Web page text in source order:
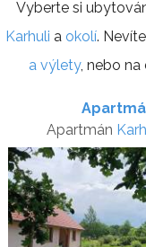
Vyberte si
Karhuli a okolí.
a výlety, nebo na
Apartmán